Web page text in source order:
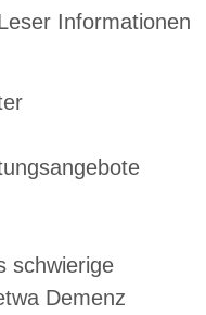
Informationen
schwierige
Demenz